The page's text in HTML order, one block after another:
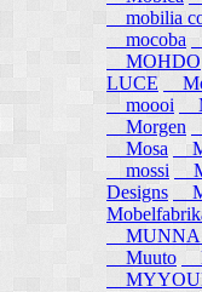
mobilia
mocoba
MOHDO
LUCE
moooi
Morgen
Mosa
mossi
Designs
MUNNA
Muuto